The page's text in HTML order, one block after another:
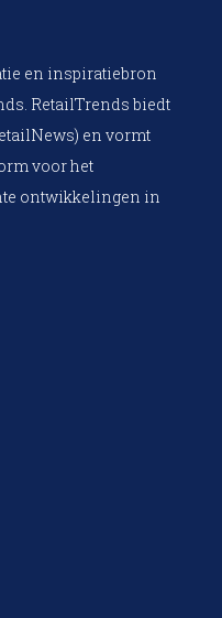
en inspiratiebron
RetailTrends biedt
en vormt
voor het
ontwikkelingen in